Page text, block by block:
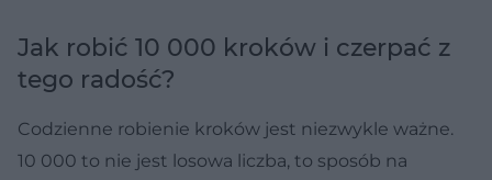
Jak robić 10 000 kroków i czerpać z
tego radość?
Codzienne robienie kroków jest niezwykle ważne.
10 000 to nie jest losowa liczba, to sposób na